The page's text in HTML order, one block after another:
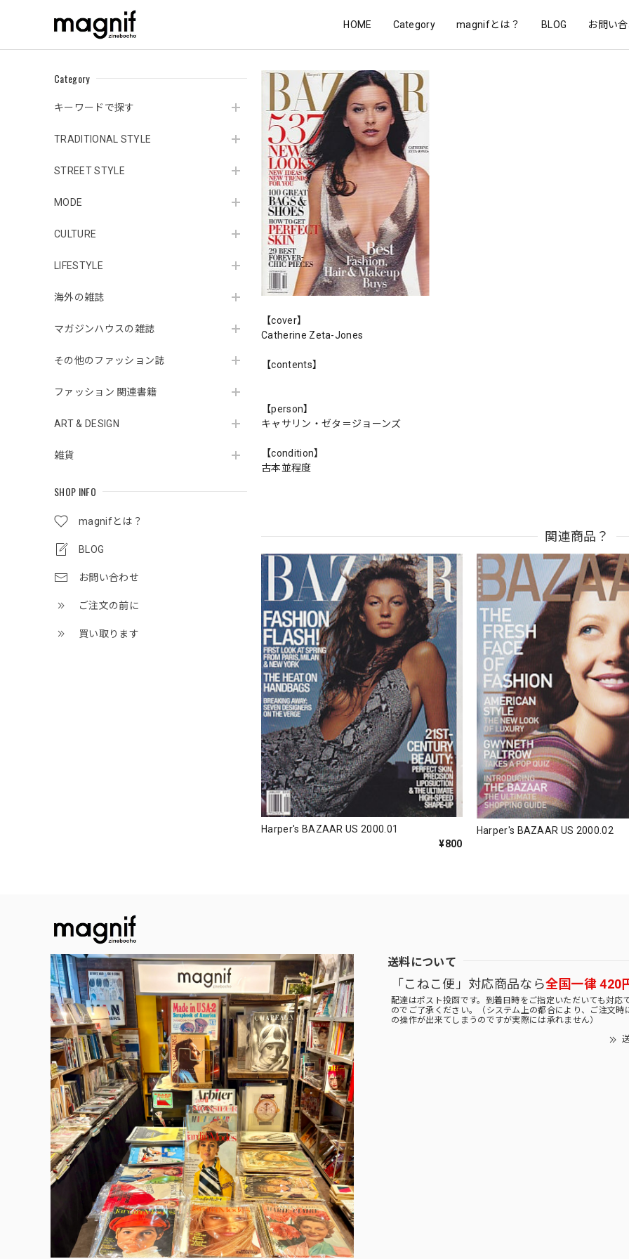
HOME Category magnifとは？ BLOG お問い
Category
キーワードで探す
TRADITIONAL STYLE
STREET STYLE
MODE
CULTURE
LIFESTYLE
海外の雑誌
マガジンハウスの雑誌
その他のファッション誌
ファッション 関連書籍
ART & DESIGN
雑貨
SHOP INFO
magnifとは？
BLOG
お問い合わせ
ご注文の前に
買い取ります
【cover】
Catherine Zeta-Jones
【contents】
【person】
キャサリン・ゼタ＝ジョーンズ
【condition】
古本並程度
関連商品？
Harper's BAZAAR US 2000.01
¥800
Harper's BAZAAR US 2000.02
送料について
「こねこ便」対応商品なら全国一律 420
配達はポスト投函です。到着日時をご指定いただいても対応
のでご了承ください。（システム上の都合により、ご注文時
の操作が出来てしまうのですが実際には承れません）